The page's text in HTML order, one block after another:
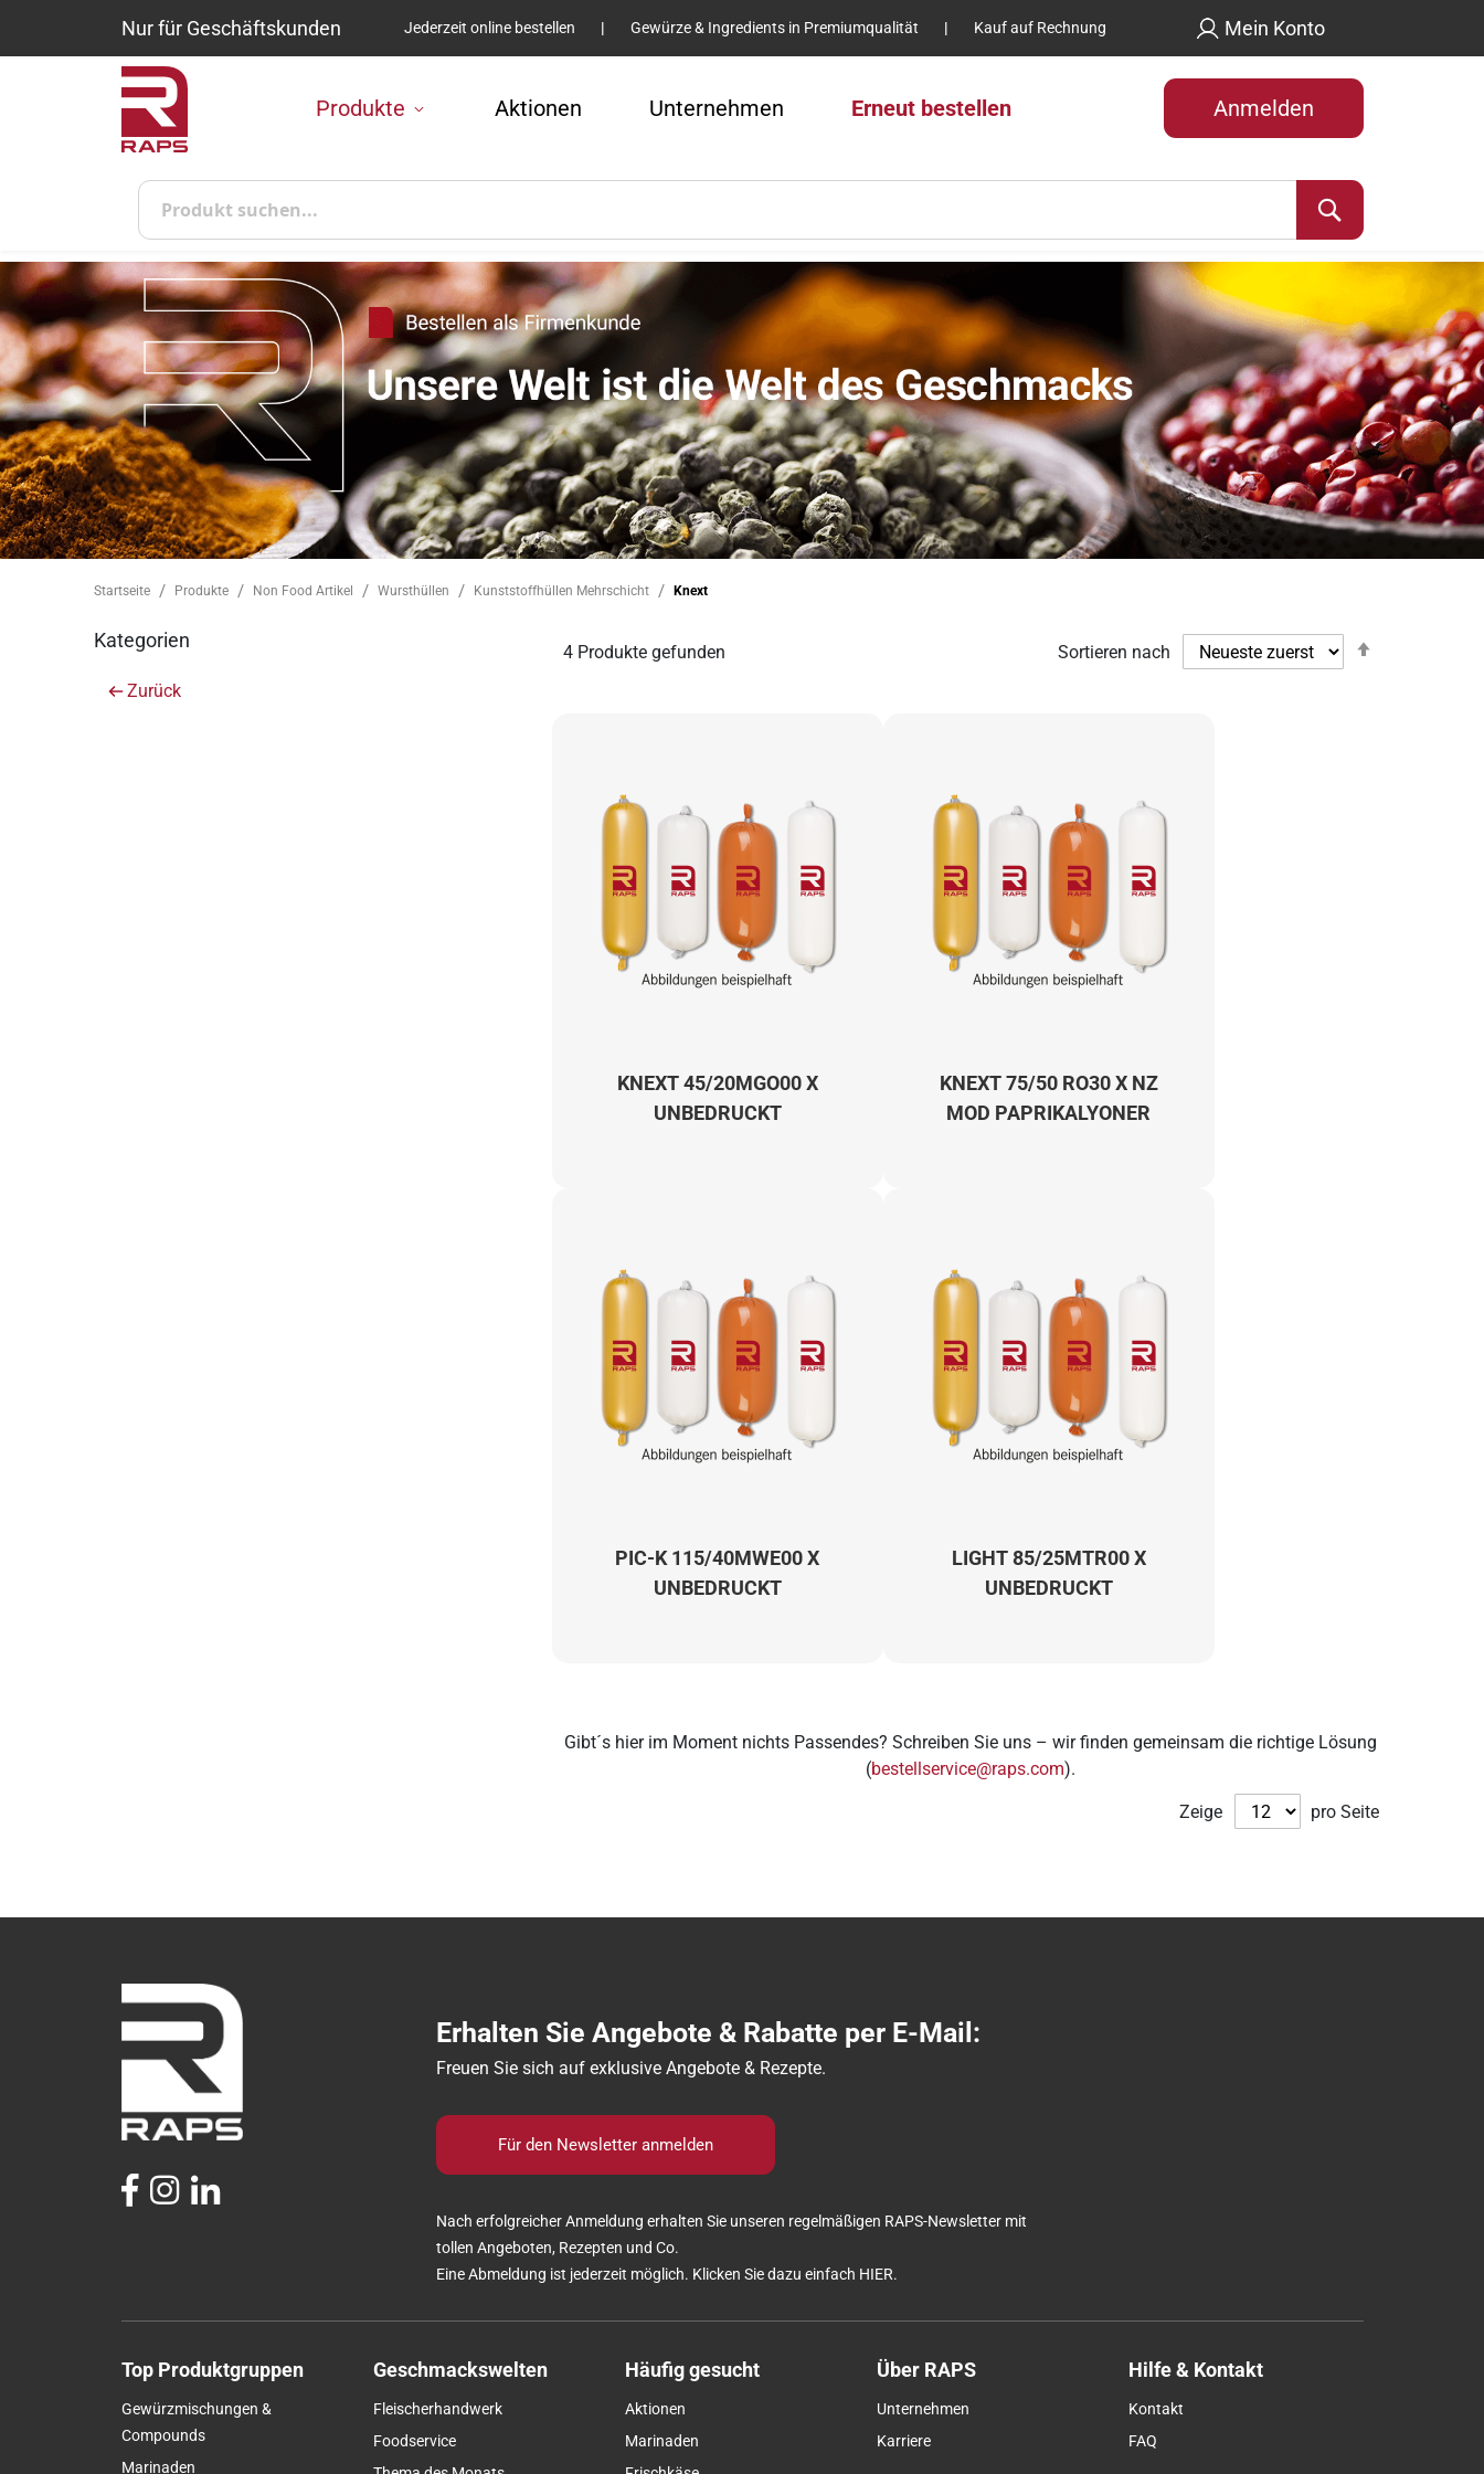
Nur für Geschäftskunden Jederzeit online bestellen | Gewürze & Ingredients in Premiumqualität | Kauf auf Rechnung Mein Konto
Zum Inhalt springen
Produkte Aktionen Unternehmen Erneut bestellen Anmelden
Suche
Startseite Produkte Non Food Artikel Wursthüllen Kunststoffhüllen Mehrschicht Knext
4Produkte gefunden Sortieren nach
KNEXT 45/20MGO00 X
UNBEDRUCKT
KNEXT 75/50 RO30 X NZ
MOD PAPRIKALYONER
PIC-K 115/40MWE00 X
UNBEDRUCKT
LIGHT 85/25MTR00 X
UNBEDRUCKT
Gibt´s hier im Moment nichts Passendes? Schreiben Sie uns – wir finden gemeinsam die richtige Lösung
(bestellservice@raps.com).
Zeige pro Seite
Kategorien
Zurück
Erhalten Sie Angebote & Rabatte per E-Mail:
Freuen Sie sich auf exklusive Angebote & Rezepte.
Für den Newsletter anmelden
Nach erfolgreicher Anmeldung erhalten Sie unseren regelmäßigen RAPS-Newsletter mit
tollen Angeboten, Rezepten und Co.
Eine Abmeldung ist jederzeit möglich. Klicken Sie dazu einfach HIER.
Top Produktgruppen
Gewürzmischungen &
Compounds
Marinaden
Geschmackswelten
Fleischerhandwerk
Foodservice
Häufig gesucht
Aktionen
Marinaden
Über RAPS
Unternehmen
Karriere
Hilfe & Kontakt
Kontakt
FAQ